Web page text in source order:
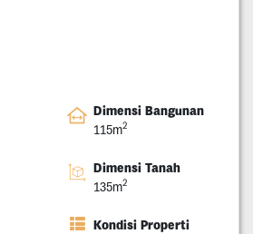
Dimensi Bangunan
115m2
Dimensi Tanah
135m2
Kondisi Properti